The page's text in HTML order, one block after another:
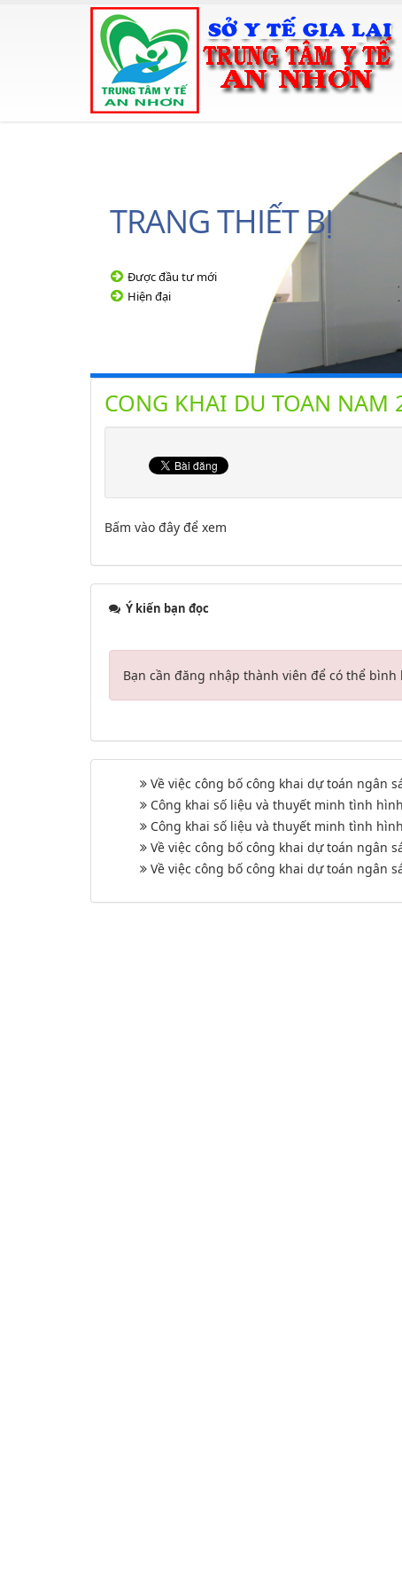
TRANG THIẾT BỊ
Được đầu tư mới
Hiện đại
CONG KHAI DU TOAN NAM
Bấm vào đây để xem
Ý kiến bạn đọc
Bạn cần đăng nhập thành viên để có thể bình
Về việc công bố công khai dự toán ngân
Công khai số liệu và thuyết minh tình
Công khai số liệu và thuyết minh tình
Về việc công bố công khai dự toán ngân
Về việc công bố công khai dự toán ngân